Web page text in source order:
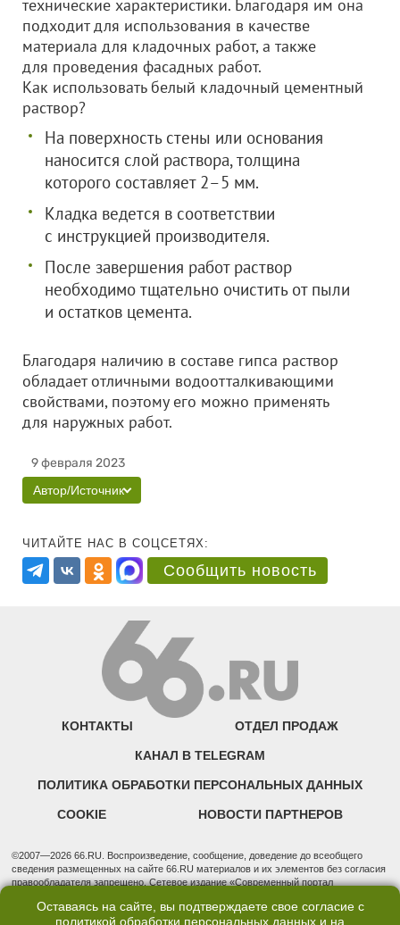
технические характеристики. Благодаря им она
подходит для использования в качестве
материала для кладочных работ, а также
для проведения фасадных работ.
Как использовать белый кладочный цементный
раствор?
На поверхность стены или основания
наносится слой раствора, толщина
которого составляет 2–5 мм.
Кладка ведется в соответствии
с инструкцией производителя.
После завершения работ раствор
необходимо тщательно очистить от пыли
и остатков цемента.
Благодаря наличию в составе гипса раствор
обладает отличными водоотталкивающими
свойствами, поэтому его можно применять
для наружных работ.
9 февраля 2023
Автор/Источник
ЧИТАЙТЕ НАС В СОЦСЕТЯХ:
Сообщить новость
КОНТАКТЫ ОТДЕЛ ПРОДАЖ
КАНАЛ В TELEGRAM
ПОЛИТИКА ОБРАБОТКИ ПЕРСОНАЛЬНЫХ ДАННЫХ
COOKIE НОВОСТИ ПАРТНЕРОВ
©2007—2026 66.RU. Воспроизведение, сообщение, доведение до всеобщего
сведения размещенных на сайте 66.RU материалов и их элементов без согласия
правообладателя запрещено. Сетевое издание «Современный портал
надзору в сфере связи, информационных технологий и массовых коммуникаций
(Роскомнадзор). Регистрационный номер ЭЛ № ФС 77 - 76634 от 02.09.2019
Оставаясь на сайте, вы подтверждаете свое согласие с
политикой обработки персональных данных и на